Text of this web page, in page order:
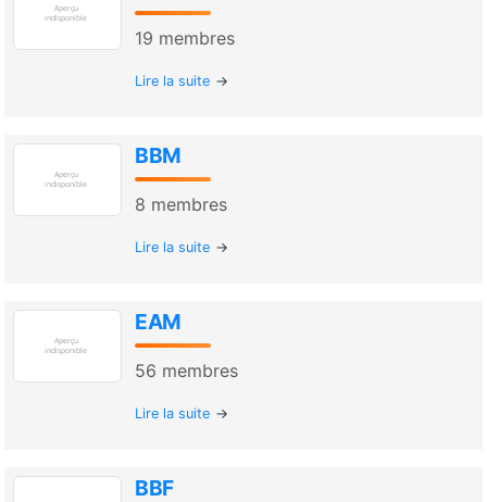
19 membres
Lire la suite
BBM
8 membres
Lire la suite
EAM
56 membres
Lire la suite
BBF